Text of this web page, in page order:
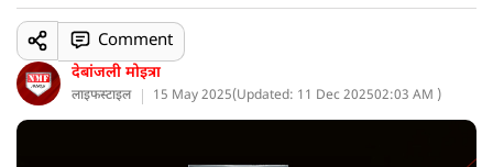
देबांजली मोइत्रा
लाइफस्टाइल 15 May 2025(Updated: 11 Dec 202502:03 AM )
Comment